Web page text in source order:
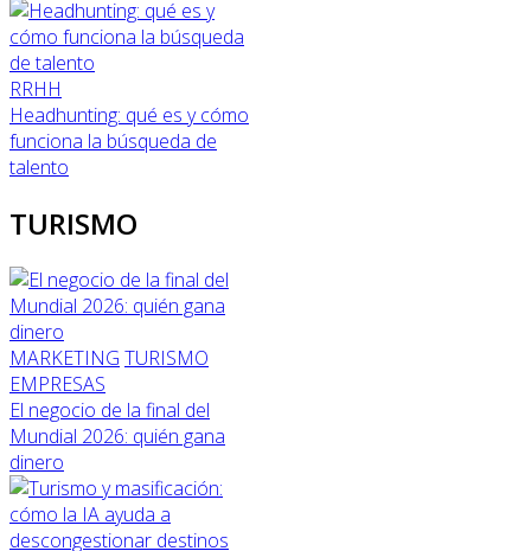
RRHH
Headhunting: qué es y cómo
funciona la búsqueda de
talento
TURISMO
MARKETING TURISMO
EMPRESAS
El negocio de la final del
Mundial 2026: quién gana
dinero